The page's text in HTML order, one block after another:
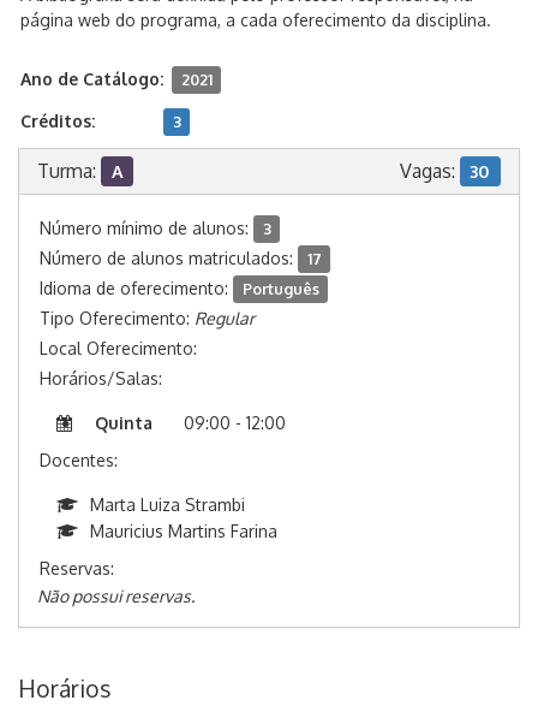
página web do programa, a cada oferecimento da disciplina.
Ano de Catálogo: 2021
Créditos: 3
Turma: A Vagas: 30
Número mínimo de alunos: 3
Número de alunos matriculados: 17
Idioma de oferecimento: Português
Tipo Oferecimento: Regular
Local Oferecimento:
Horários/Salas:
Quinta
09:00 - 12:00
Docentes:
Marta Luiza Strambi
Mauricius Martins Farina
Reservas:
Não possui reservas.
Horários